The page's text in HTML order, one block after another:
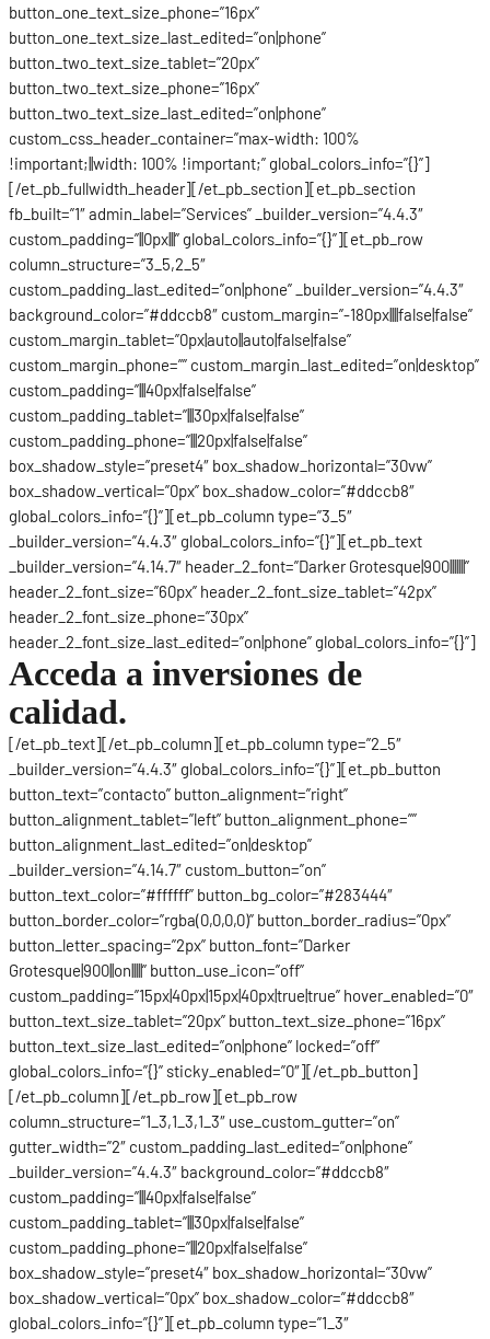
button_one_text_size_phone=”16px”
button_one_text_size_last_edited=”on|phone”
button_two_text_size_tablet=”20px”
button_two_text_size_phone=”16px”
button_two_text_size_last_edited=”on|phone”
custom_css_header_container=”max-width: 100%
!important;||width: 100% !important;” global_colors_info=”{}”]
[/et_pb_fullwidth_header][/et_pb_section][et_pb_section
fb_built=”1″ admin_label=”Services” _builder_version=”4.4.3″
custom_padding=”||0px|||” global_colors_info=”{}”][et_pb_row
column_structure=”3_5,2_5″
custom_padding_last_edited=”on|phone” _builder_version=”4.4.3″
background_color=”#ddccb8″ custom_margin=”-180px||||false|false”
custom_margin_tablet=”0px|auto||auto|false|false”
custom_margin_phone=”” custom_margin_last_edited=”on|desktop”
custom_padding=”|||40px|false|false”
custom_padding_tablet=”|||30px|false|false”
custom_padding_phone=”|||20px|false|false”
box_shadow_style=”preset4″ box_shadow_horizontal=”30vw”
box_shadow_vertical=”0px” box_shadow_color=”#ddccb8″
global_colors_info=”{}”][et_pb_column type=”3_5″
_builder_version=”4.4.3″ global_colors_info=”{}”][et_pb_text
_builder_version=”4.14.7″ header_2_font=”Darker Grotesque|900|||||||”
header_2_font_size=”60px” header_2_font_size_tablet=”42px”
header_2_font_size_phone=”30px”
header_2_font_size_last_edited=”on|phone” global_colors_info=”{}”]
Acceda a inversiones de
calidad.
[/et_pb_text][/et_pb_column][et_pb_column type=”2_5″
_builder_version=”4.4.3″ global_colors_info=”{}”][et_pb_button
button_text=”contacto” button_alignment=”right”
button_alignment_tablet=”left” button_alignment_phone=””
button_alignment_last_edited=”on|desktop”
_builder_version=”4.14.7″ custom_button=”on”
button_text_color=”#ffffff” button_bg_color=”#283444″
button_border_color=”rgba(0,0,0,0)” button_border_radius=”0px”
button_letter_spacing=”2px” button_font=”Darker
Grotesque|900||on|||||” button_use_icon=”off”
custom_padding=”15px|40px|15px|40px|true|true” hover_enabled=”0″
button_text_size_tablet=”20px” button_text_size_phone=”16px”
button_text_size_last_edited=”on|phone” locked=”off”
global_colors_info=”{}” sticky_enabled=”0″][/et_pb_button]
[/et_pb_column][/et_pb_row][et_pb_row
column_structure=”1_3,1_3,1_3″ use_custom_gutter=”on”
gutter_width=”2″ custom_padding_last_edited=”on|phone”
_builder_version=”4.4.3″ background_color=”#ddccb8″
custom_padding=”|||40px|false|false”
custom_padding_tablet=”|||30px|false|false”
custom_padding_phone=”|||20px|false|false”
box_shadow_style=”preset4″ box_shadow_horizontal=”30vw”
box_shadow_vertical=”0px” box_shadow_color=”#ddccb8″
global_colors_info=”{}”][et_pb_column type=”1_3″